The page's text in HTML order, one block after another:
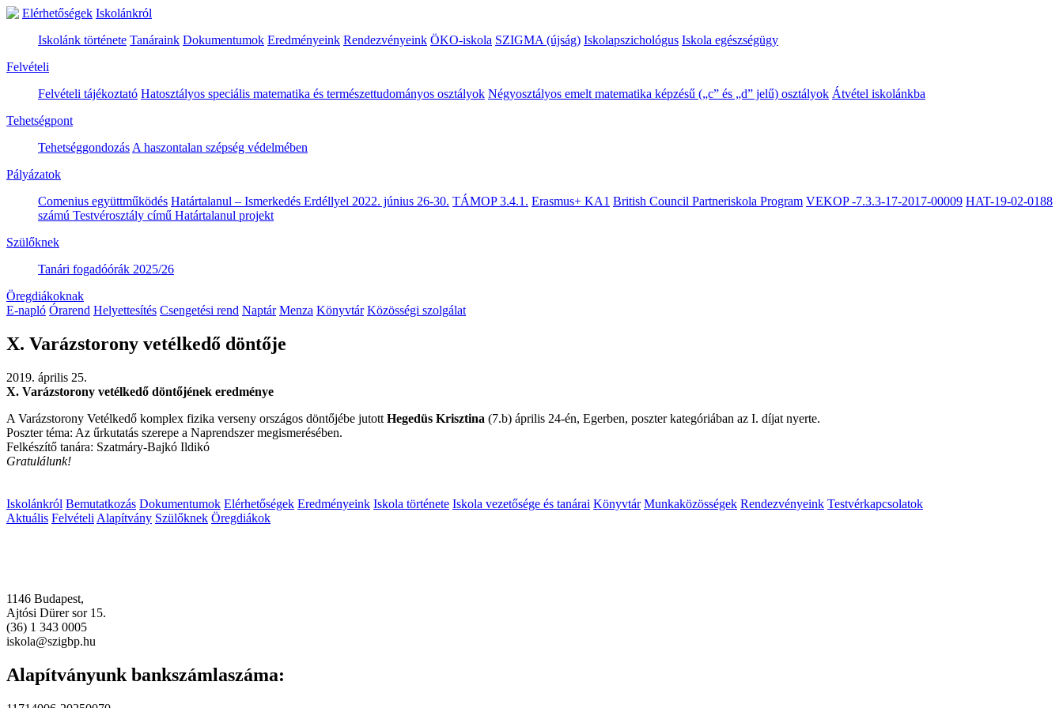
Elérhetőségek Iskolánkról
Iskolánk története Tanáraink Dokumentumok Eredményeink Rendezvényeink ÖKO-iskola SZIGMA (újság) Iskolapszichológus Iskola egészségügy
Felvételi
Felvételi tájékoztató Hatosztályos speciális matematika és természettudományos osztályok Négyosztályos emelt matematika képzésű („c” és „d” jelű) osztályok Átvétel iskolánkba
Tehetségpont
Tehetséggondozás A haszontalan szépség védelmében
Pályázatok
Comenius együttműködés Határtalanul – Ismerkedés Erdéllyel 2022. június 26-30. TÁMOP 3.4.1. Erasmus+ KA1 British Council Partneriskola Program VEKOP -7.3.3-17-2017-00009 HAT-19-02-0188
számú Testvérosztály című Határtalanul projekt
Szülőknek
Tanári fogadóórák 2025/26
Öregdiákoknak
E-napló Órarend Helyettesítés Csengetési rend Naptár Menza Könyvtár Közösségi szolgálat
X. Varázstorony vetélkedő döntője
2019. április 25.
X. Varázstorony vetélkedő döntőjének eredménye
A Varázstorony Vetélkedő komplex fizika verseny országos döntőjébe jutott Hegedüs Krisztina (7.b) április 24-én, Egerben, poszter kategóriában az I. díjat nyerte.
Poszter téma: Az űrkutatás szerepe a Naprendszer megismerésében.
Felkészítő tanára: Szatmáry-Bajkó Ildikó
Gratulálunk!
Iskolánkról Bemutatkozás Dokumentumok Elérhetőségek Eredményeink Iskola története Iskola vezetősége és tanárai Könyvtár Munkaközösségek Rendezvényeink Testvérkapcsolatok
Aktuális Felvételi Alapítvány Szülőknek Öregdiákok
1146 Budapest,
Ajtósi Dürer sor 15.
(36) 1 343 0005
iskola@szigbp.hu
Alapítványunk bankszámlaszáma: